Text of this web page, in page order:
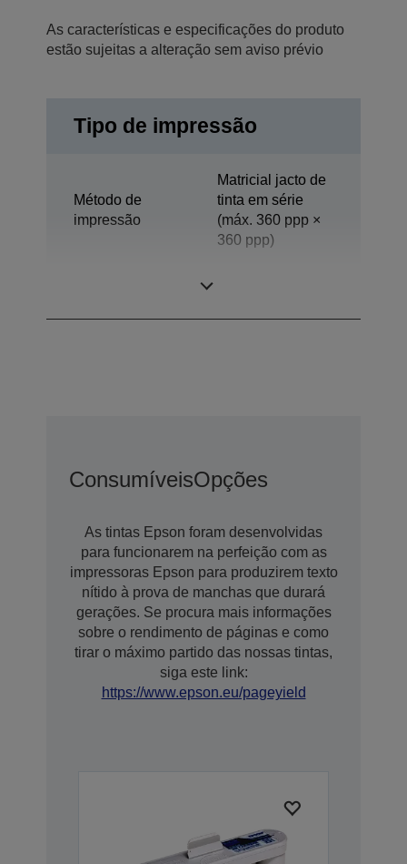
As características e especificações do produto
estão sujeitas a alteração sem aviso prévio
Tipo de impressão
Método de
impressão
Matricial jacto de
tinta em série
(máx. 360 ppp ×
360 ppp)
ConsumíveisOpções
As tintas Epson foram desenvolvidas
para funcionarem na perfeição com as
impressoras Epson para produzirem texto
nítido à prova de manchas que durará
gerações. Se procura mais informações
sobre o rendimento de páginas e como
tirar o máximo partido das nossas tintas,
siga este link:
https://www.epson.eu/pageyield